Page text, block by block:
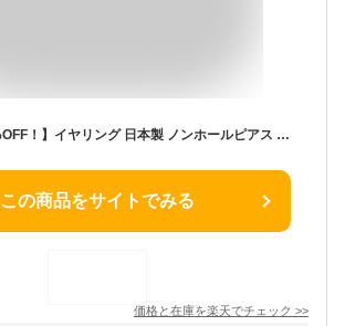
【クーポンで20%OFF！】イヤリング 日本製 ノンホールピアス かわいい 30代 40代 50代 レディース メンズ 小ぶり フープ おしゃれ K18GP ブランド シンプル ゴールド
この商品をサイトでみる
価格と在庫を楽天でチェック >>